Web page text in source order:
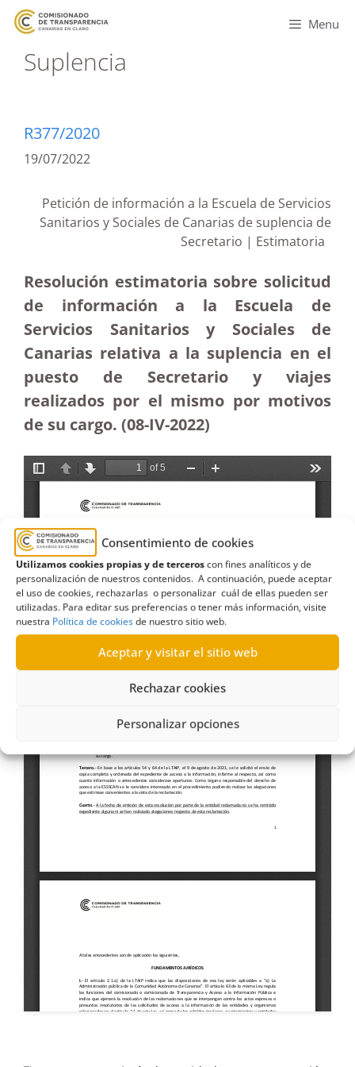
Consentimiento de cookies
Utilizamos cookies propias y de terceroscon fines analíticos y de
personalización de nuestros contenidos. A continuación, puede aceptar
el uso de cookies, rechazarlas o personalizar cuál de ellas pueden ser
utilizadas. Para editar sus preferencias o tener más información, visite
nuestra Política de cookiesde nuestro sitio web.
Aceptar y visitar el sitio web
Rechazar cookies
Personalizar opciones
Menu
Suplencia
R377/2020
19/07/2022
Petición de información a la Escuela de Servicios
Sanitarios y Sociales de Canarias de suplencia de
Secretario | Estimatoria
Resolución estimatoria sobre solicitud
de información a la Escuela de
Servicios Sanitarios y Sociales de
Canarias relativa a la suplencia en el
puesto de Secretario y viajes
realizados por el mismo por motivos
de su cargo. (08-IV-2022)